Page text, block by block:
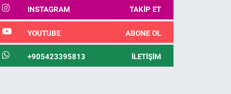
INSTAGRAM TAKIP ET
YOUTUBE ABONE OL
+905423395813 İLETIŞIM